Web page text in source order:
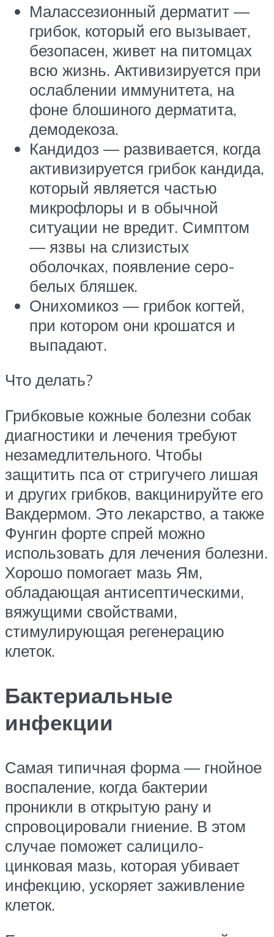
Малассезионный дерматит —
грибок, который его вызывает,
безопасен, живет на питомцах
всю жизнь. Активизируется при
ослаблении иммунитета, на
фоне блошиного дерматита,
демодекоза.
Кандидоз — развивается, когда
активизируется грибок кандида,
который является частью
микрофлоры и в обычной
ситуации не вредит. Симптом
— язвы на слизистых
оболочках, появление серо-
белых бляшек.
Онихомикоз — грибок когтей,
при котором они крошатся и
выпадают.
Что делать?
Грибковые кожные болезни собак
диагностики и лечения требуют
незамедлительного. Чтобы
защитить пса от стригучего лишая
и других грибков, вакцинируйте его
Вакдермом. Это лекарство, а также
Фунгин форте спрей можно
использовать для лечения болезни.
Хорошо помогает мазь Ям,
обладающая антисептическими,
вяжущими свойствами,
стимулирующая регенерацию
клеток.
Бактериальные
инфекции
Самая типичная форма — гнойное
воспаление, когда бактерии
проникли в открытую рану и
спровоцировали гниение. В этом
случае поможет салицило-
цинковая мазь, которая убивает
инфекцию, ускоряет заживление
клеток.